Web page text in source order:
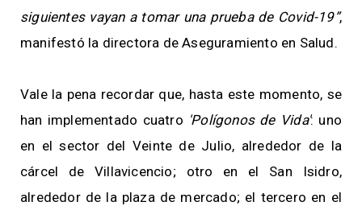
siguientes vayan a tomar una prueba de Covid-19”,
manifestó la directora de Aseguramiento en Salud.
Vale la pena recordar que, hasta este momento, se
han implementado cuatro 'Polígonos de Vida': uno
en el sector del Veinte de Julio, alrededor de la
cárcel de Villavicencio; otro en el San Isidro,
alrededor de la plaza de mercado; el tercero en el